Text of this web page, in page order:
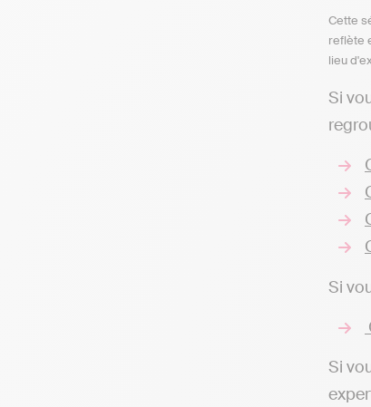
Cette
reflète
lieu
Si
Si
Si